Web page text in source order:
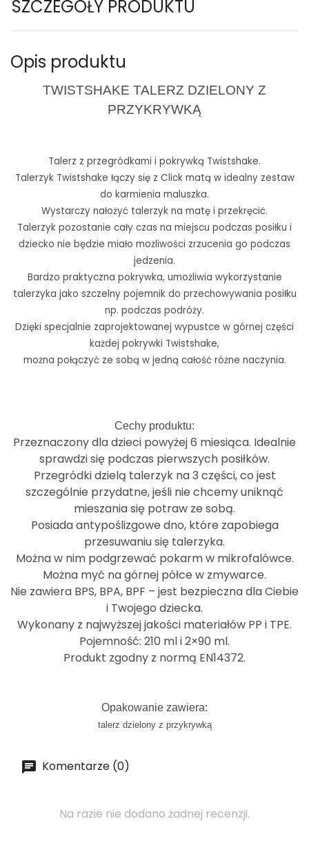
SZCZEGÓŁY PRODUKTU
Opis produktu
TWISTSHAKE TALERZ DZIELONY Z
PRZYKRYWKĄ
Talerz z przegródkami i pokrywką Twistshake.
Talerzyk Twistshake łączy się z Click matą w idealny zestaw
do karmienia maluszka.
Wystarczy nałożyć talerzyk na matę i przekręcić.
Talerzyk pozostanie cały czas na miejscu podczas posiłku i
dziecko nie będzie miało możliwości zrzucenia go podczas
jedzenia.
Bardzo praktyczna pokrywka, umożliwia wykorzystanie
talerzyka jako szczelny pojemnik do przechowywania posiłku
np. podczas podróży.
Dzięki specjalnie zaprojektowanej wypustce w górnej części
każdej pokrywki Twistshake,
można połączyć ze sobą w jedną całość różne naczynia.
Cechy produktu:
Przeznaczony dla dzieci powyżej 6 miesiąca. Idealnie
sprawdzi się podczas pierwszych posiłków.
Przegródki dzielą talerzyk na 3 części, co jest
szczególnie przydatne, jeśli nie chcemy uniknąć
mieszania się potraw ze sobą.
Posiada antypoślizgowe dno, które zapobiega
przesuwaniu się talerzyka.
Można w nim podgrzewać pokarm w mikrofalówce.
Można myć na górnej półce w zmywarce.
Nie zawiera BPS, BPA, BPF – jest bezpieczna dla Ciebie
i Twojego dziecka.
Wykonany z najwyższej jakości materiałów PP i TPE.
Pojemność: 210 ml i 2×90 ml.
Produkt zgodny z normą EN14372.
Opakowanie zawiera:
talerz dzielony z przykrywką
Komentarze (0)
Na razie nie dodano żadnej recenzji.